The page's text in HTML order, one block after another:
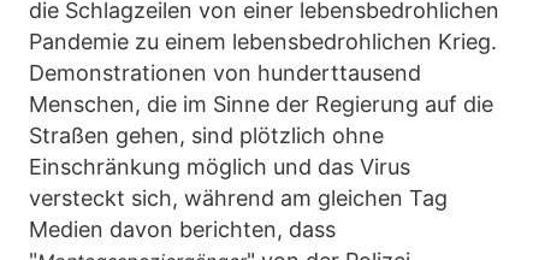
die Schlagzeilen von einer lebensbedrohlichen
Pandemie zu einem lebensbedrohlichen Krieg.
Demonstrationen von hunderttausend
Menschen, die im Sinne der Regierung auf die
Straßen gehen, sind plötzlich ohne
Einschränkung möglich und das Virus
versteckt sich, während am gleichen Tag
Medien davon berichten, dass